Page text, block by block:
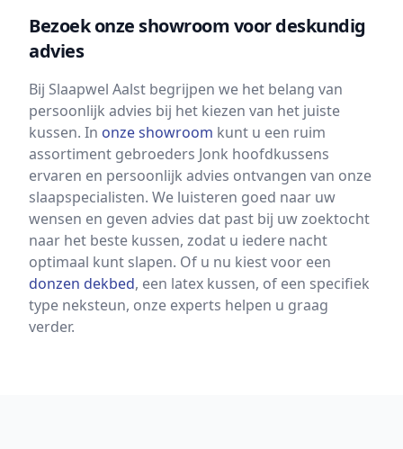
Bezoek onze showroom voor deskundig
advies
Bij Slaapwel Aalst begrijpen we het belang van
persoonlijk advies bij het kiezen van het juiste
kussen. In onze showroom kunt u een ruim
assortiment gebroeders Jonk hoofdkussens
ervaren en persoonlijk advies ontvangen van onze
slaapspecialisten. We luisteren goed naar uw
wensen en geven advies dat past bij uw zoektocht
naar het beste kussen, zodat u iedere nacht
optimaal kunt slapen. Of u nu kiest voor een
donzen dekbed, een latex kussen, of een specifiek
type neksteun, onze experts helpen u graag
verder.